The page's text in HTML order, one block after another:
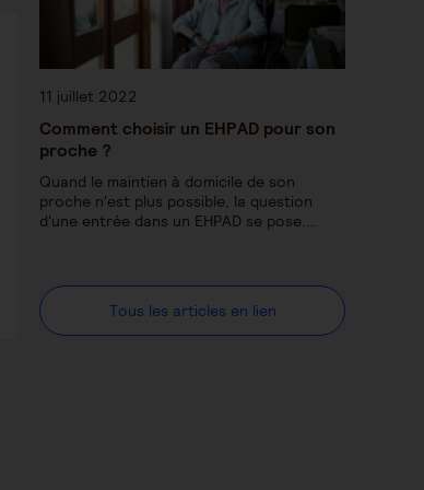
11 juillet 2022
Comment choisir un EHPAD pour son
proche ?
Quand le maintien à domicile de son
proche n'est plus possible, la question
d'une entrée dans un EHPAD se pose.…
Tous les articles en lien